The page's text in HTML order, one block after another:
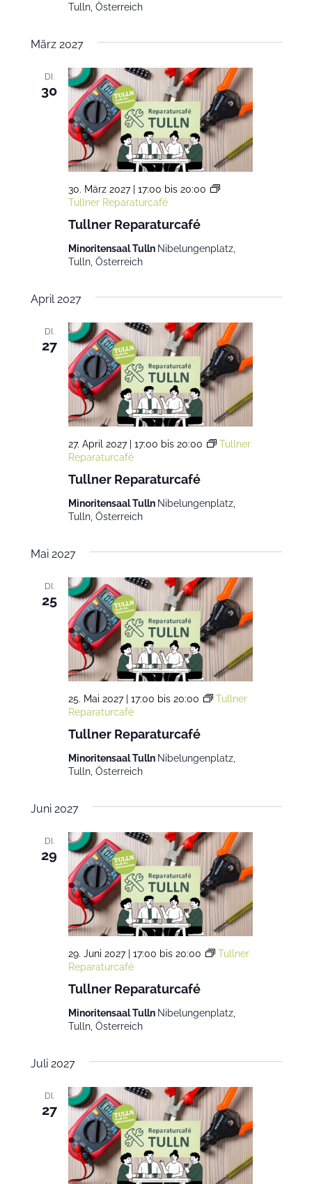
Tulln, Österreich
März 2027
DI.
30
Tullner Reparaturcafé
30. März 2027 | 17:00 bis 20:00
Tullner Reparaturcafé
Minoritensaal Tulln Nibelungenplatz,
Tulln, Österreich
April 2027
DI.
27
Tullner Reparaturcafé
27. April 2027 | 17:00 bis 20:00
Tullner
Reparaturcafé
Minoritensaal Tulln Nibelungenplatz,
Tulln, Österreich
Mai 2027
DI.
25
Tullner Reparaturcafé
25. Mai 2027 | 17:00 bis 20:00
Tullner
Reparaturcafé
Minoritensaal Tulln Nibelungenplatz,
Tulln, Österreich
Juni 2027
DI.
29
Tullner Reparaturcafé
29. Juni 2027 | 17:00 bis 20:00
Tullner
Reparaturcafé
Minoritensaal Tulln Nibelungenplatz,
Tulln, Österreich
Juli 2027
DI.
27